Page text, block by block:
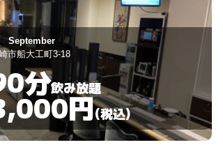
ンジ 舞夢
市大島町1894-29
分飲み放題
円(税込)